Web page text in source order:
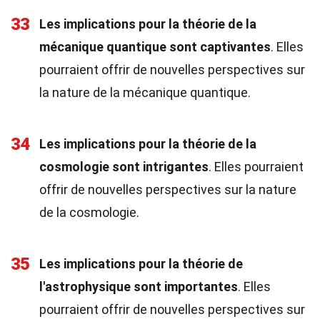
33
Les implications pour la théorie de la
mécanique quantique sont captivantes. Elles
pourraient offrir de nouvelles perspectives sur
la nature de la mécanique quantique.
34
Les implications pour la théorie de la
cosmologie sont intrigantes. Elles pourraient
offrir de nouvelles perspectives sur la nature
de la cosmologie.
35
Les implications pour la théorie de
l'astrophysique sont importantes. Elles
pourraient offrir de nouvelles perspectives sur